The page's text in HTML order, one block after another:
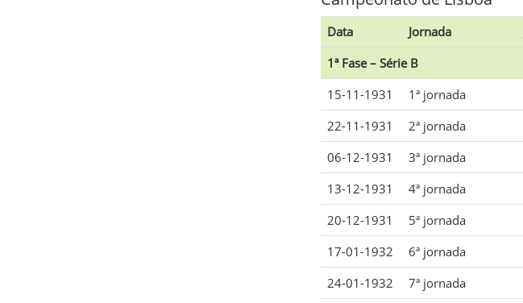
Data Jornada
1ª Fase – Série B
15-11-1931
1ª jornada
22-11-1931
2ª jornada
06-12-1931
3ª jornada
13-12-1931
4ª jornada
20-12-1931
5ª jornada
17-01-1932
6ª jornada
24-01-1932
7ª jornada